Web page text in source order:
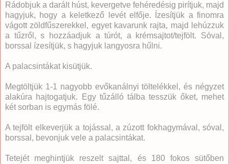
Rádobjuk a darált húst, kevergetve fehéredésig pirítjuk, majd
hagyjuk, hogy a keletkező levét elfője. Ízesítjük a finomra
vágott zöldfűszerekkel, egyet kavarunk rajta, majd lehúzzuk
a tűzről, s hozzáadjuk a túrót, a krémsajtot/tejfölt. Sóval,
borssal ízesítjük, s hagyjuk langyosra hűlni.
A palacsintákat kisütjük.
Megtöltjük 1-1 nagyobb evőkanálnyi töltelékkel, és négyzet
alakúra hajtogatjuk. Egy tűzálló tálba tesszük őket, mehet
két sorban is egymás fölé.
A tejfölt elkeverjük a tojással, a zúzott fokhagymával, sóval,
borssal, bevonjuk vele a palacsintákat.
Tetejét meghintjük reszelt sajttal, és 180 fokos sütőben